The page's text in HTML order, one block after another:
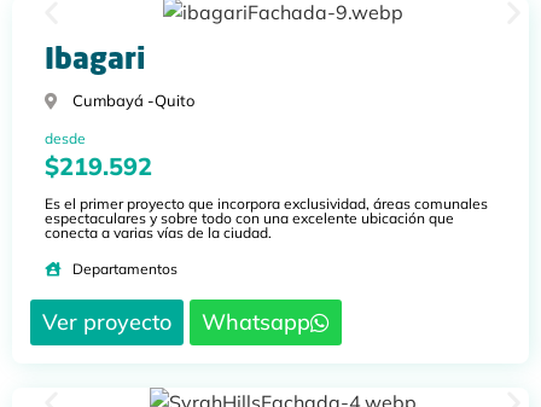
Ibagari
Cumbayá -Quito
desde
$219.592
Es el primer proyecto que incorpora exclusividad, áreas comunales
espectaculares y sobre todo con una excelente ubicación que
conecta a varias vías de la ciudad.
Departamentos
Ver proyecto Whatsapp